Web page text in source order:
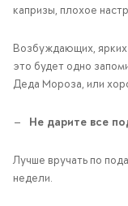
капризы, плохое
Возбуждающих, ярких
это будет одно
Деда Мороза, или
Не дарите все
Лучше вручать по
недели.